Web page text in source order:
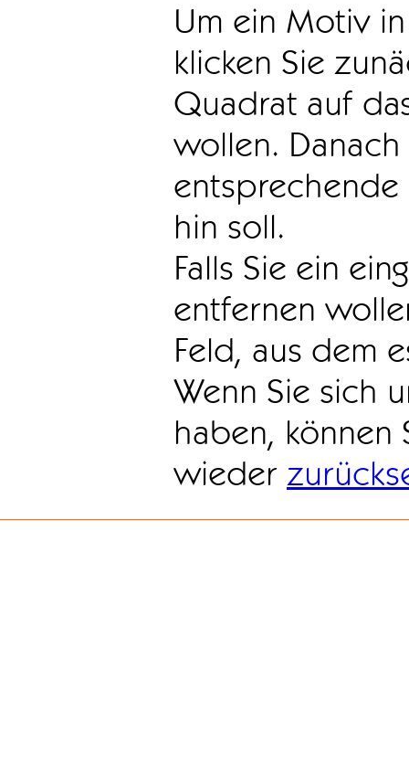
Um ein Motiv
klicken Sie
Quadrat auf
wollen.
hin soll.
Falls Sie ein
entfernen
Feld, aus dem
Wenn Sie sich
haben, können
wieder